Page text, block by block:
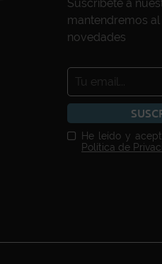
Suscríbete a
mantendremos
novedades
He leído y
Política de